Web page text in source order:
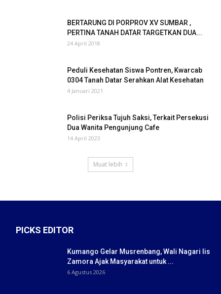
BERTARUNG DI PORPROV XV SUMBAR ,
PERTINA TANAH DATAR TARGETKAN DUA...
24 April 2018
Peduli Kesehatan Siswa Pontren, Kwarcab
0304 Tanah Datar Serahkan Alat Kesehatan
4 Januari 2021
Polisi Periksa Tujuh Saksi, Terkait Persekusi
Dua Wanita Pengunjung Cafe
14 April 2023
Muat lebih
PICKS EDITOR
Kumango Gelar Musrenbang, Wali Nagari Iis
Zamora Ajak Masyarakat untuk ...
6 Agustus 2026